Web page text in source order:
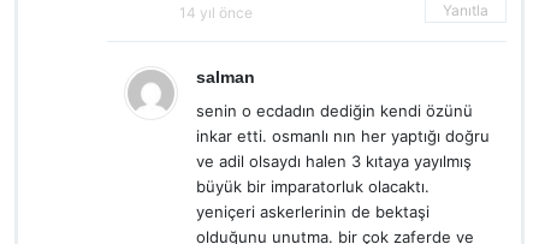
14 yıl önce Yanıtla
salman
senin o ecdadın dediğin kendi özünü
inkar etti. osmanlı nın her yaptığı doğru
ve adil olsaydı halen 3 kıtaya yayılmış
büyük bir imparatorluk olacaktı.
yeniçeri askerlerinin de bektaşi
olduğunu unutma. bir çok zaferde ve